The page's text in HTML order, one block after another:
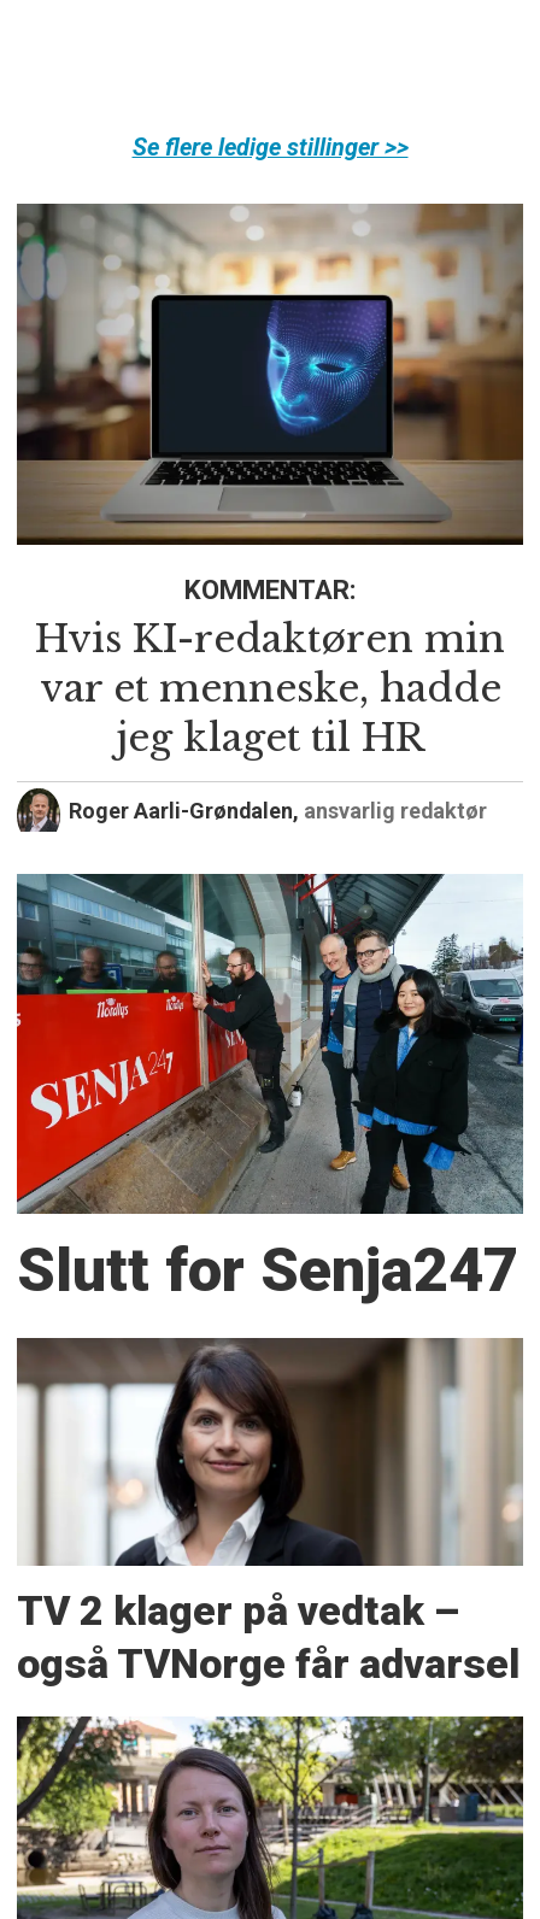
Se flere ledige stillinger >>
KOMMENTAR:
Hvis KI-redaktøren min
var et menneske, hadde
jeg klaget til HR
Roger Aarli-Grøndalen, ansvarlig redaktør
Slutt for Senja247
TV 2 klager på vedtak –
også TVNorge får advarsel